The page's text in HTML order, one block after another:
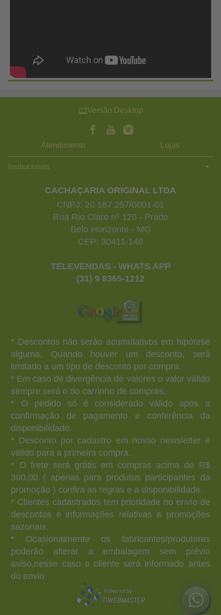
Versão Desktop
Atendimento Lojas
Institucionais
CACHAÇARIA ORIGINAL LTDA
CNPJ: 20.187.257/0001-01
Rua Rio Claro nº 120 - Prado
Belo Horizonte - MG
CEP: 30411-148
TELEVENDAS - WHATS APP
(31) 9 8365-1212
* Descontos não serão acumulativos em hipótese
alguma. Quando houver um desconto, será
limitado a um tipo de desconto por compra.
* Em caso de divergência de valores o valor válido
sempre será o do carrinho de compras.
* O pedido só é considerado válido após a
confirmação de pagamento e conferência da
disponibilidade.
* Desconto por cadastro em nosso newsletter é
válido para a primeira compra.
* O frete será grátis em compras acima de R$
300,00 ( apenas para produtos participantes da
promoção ) confira as regras e a disponibilidade.
* Clientes cadastrados tem prioridade no envio de
descontos e informações relativas a promoções
sazonais.
* Ocasionalmente os fabricantes/produtores
poderão alterar a embalagem sem prévio
aviso,nesse caso o cliente será informado antes
do envio.